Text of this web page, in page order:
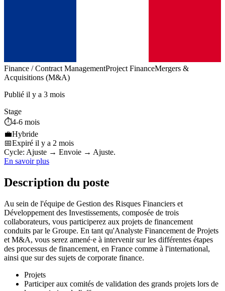
Finance / Contract ManagementProject FinanceMergers &
Acquisitions (M&A)
Publié il y a 3 mois
Stage
⏱️4-6 mois
💼Hybride
📅Expiré il y a 2 mois
Cycle: Ajuste → Envoie → Ajuste.
En savoir plus
Description du poste
Au sein de l'équipe de Gestion des Risques Financiers et
Développement des Investissements, composée de trois
collaborateurs, vous participerez aux projets de financement
conduits par le Groupe. En tant qu'Analyste Financement de Projets
et M&A, vous serez amené·e à intervenir sur les différentes étapes
des processus de financement, en France comme à l'international,
ainsi que sur des sujets de corporate finance.
Projets
Participer aux comités de validation des grands projets lors de